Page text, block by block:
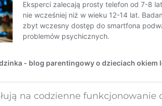
na codzienne funkcjonowanie